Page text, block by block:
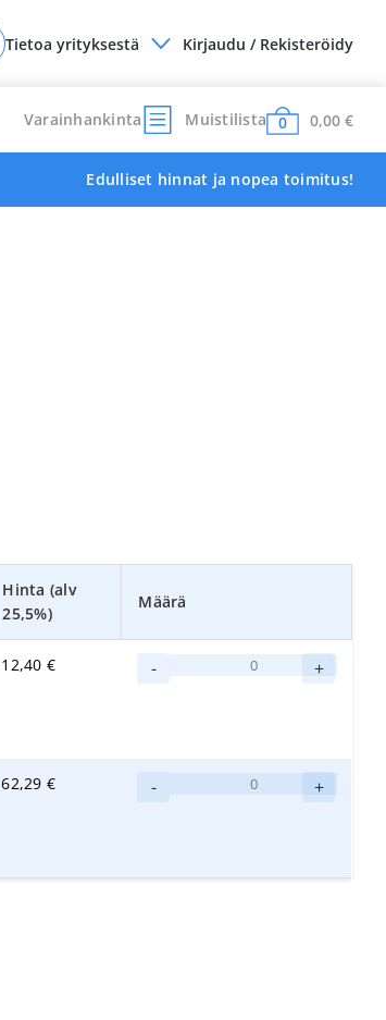
Tietoa yrityksestä
Kirjaudu / Rekisteröidy
Varainhankinta Muistilista 0 0,00 €
Edulliset hinnat ja nopea toimitus!
Hinta (alv
25,5%)
Määrä
12,40 € - +
62,29 € -
määrä
+